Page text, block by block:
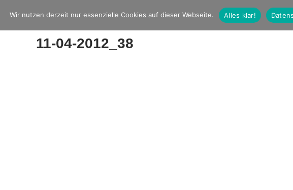
11-04-2012_38
Wir nutzen derzeit nur essenzielle Cookies auf dieser Webseite. Alles klar!